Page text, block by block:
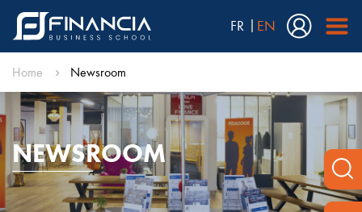
FR EN
Home Newsroom
NEWSROOM